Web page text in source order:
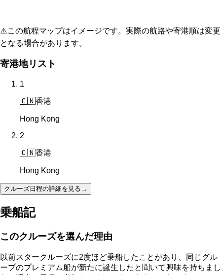
⚠️この航程マップはイメージです。実際の航路や寄港順は変更
となる場合があります。
寄港地リスト
1
🇨🇳香港
Hong Kong
2
🇨🇳香港
Hong Kong
クルーズ日程の詳細を見る →
乗船記
このクルーズを選んだ理由
以前スタークルーズに2度ほど乗船したことがあり、同じグル
ープのプレミアム船が新たに誕生したと聞いて興味を持ちまし